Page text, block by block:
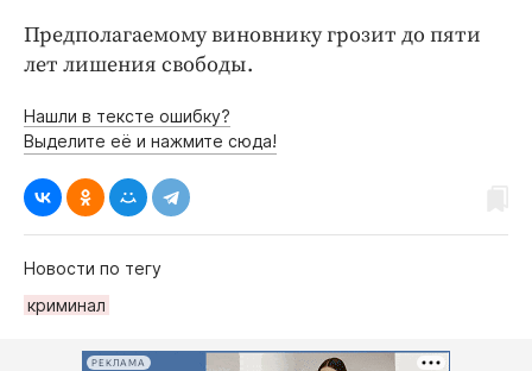
Предполагаемому виновнику грозит до пяти
лет лишения свободы.
Нашли в тексте ошибку?
Выделите её и нажмите сюда!
Новости по тегу
криминал
РЕКЛАМА